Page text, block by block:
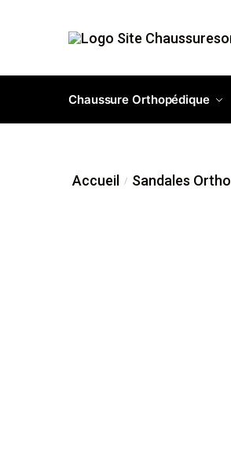
Chaussure Orthopédique
Accueil / Sandales